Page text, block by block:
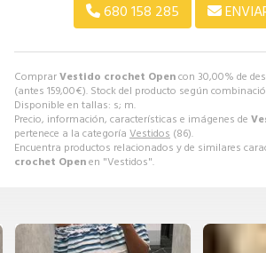
ComprarVestido crochet Opencon 30,00% de
(antes 159,00€). Stock del producto según
Disponible en tallas: s; m.
Precio, información, características e imágenes de
pertenece a la categoría Vestidos (86).
Encuentra productos relacionados y de similares
crochet Openen "Vestidos".
680 158 285